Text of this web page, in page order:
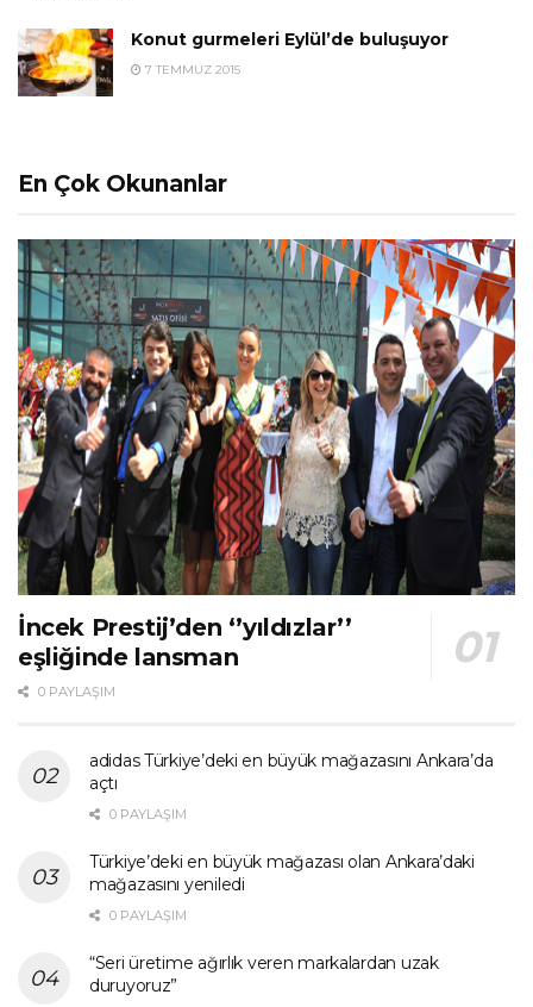
Konut gurmeleri Eylül’de buluşuyor
7 TEMMUZ 2015
En Çok Okunanlar
İncek Prestij’den ‘’yıldızlar’’
eşliğinde lansman
0 PAYLAŞIM
adidas Türkiye’deki en büyük mağazasını Ankara’da
açtı
0 PAYLAŞIM
Türkiye’deki en büyük mağazası olan Ankara’daki
mağazasını yeniledi
0 PAYLAŞIM
“Seri üretime ağırlık veren markalardan uzak
duruyoruz”